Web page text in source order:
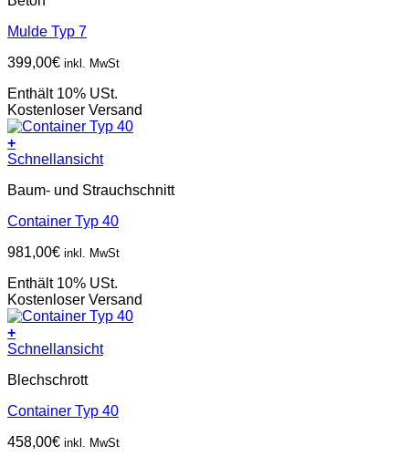
Mulde Typ 7
399,00€ inkl. MwSt
Enthält 10% USt.
Kostenloser Versand
+
Schnellansicht
Baum- und Strauchschnitt
Container Typ 40
981,00€ inkl. MwSt
Enthält 10% USt.
Kostenloser Versand
+
Schnellansicht
Blechschrott
Container Typ 40
458,00€ inkl. MwSt